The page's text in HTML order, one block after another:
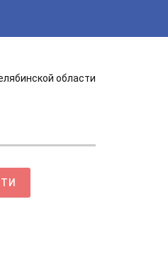
области